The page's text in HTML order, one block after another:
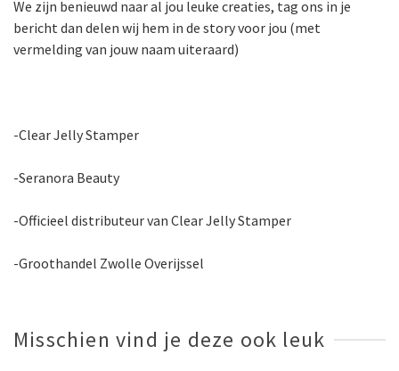
We zijn benieuwd naar al jou leuke creaties, tag ons in je
bericht dan delen wij hem in de story voor jou (met
vermelding van jouw naam uiteraard)
-Clear Jelly Stamper
-Seranora Beauty
-Officieel distributeur van Clear Jelly Stamper
-Groothandel Zwolle Overijssel
Misschien vind je deze ook leuk